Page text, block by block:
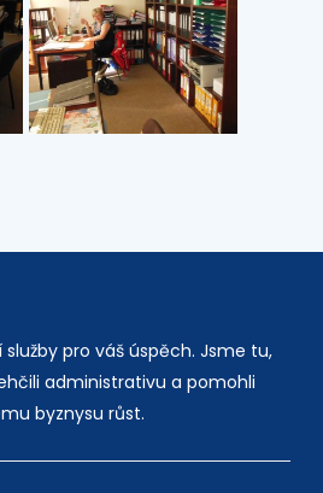
pro váš úspěch. Jsme tu,
administrativu a pomohli
byznysu růst.